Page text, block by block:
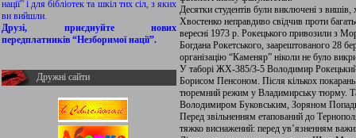
нації” і для бібліотек та шкіл тих сіл, з яких
ви вийшли.
Друзі, приєднуйте нових
передплатників “Незборимої нації”.
Дружні сайти
Десятки студентів були виключені з вишів,
Хвостенко неправдиво свідчив проти
вересні 1973 р. Рокецького привозили з
Богдана Рокетського, заарештованого 28
організацію “Каменяр” ніколи не було
У таборі ЖХ-385/3-5 Володимир
Борисом Пенсоном. Після кількох
тюремний режим у Владимирську тюрму.
Володимиром Буковським, Зоряном
Перед звільненням етапований до
тяжко виснажений: перед ув’язненням